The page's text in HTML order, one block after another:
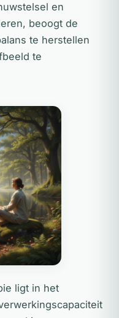
en
beoogt de
te herstellen
te
ligt in het